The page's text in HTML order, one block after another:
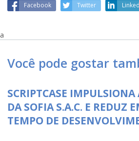
Facebook Twitter
a
Você pode gostar
SCRIPTCASE IMPULSIONA
DA SOFIA S.A.C. E REDUZ
TEMPO DE